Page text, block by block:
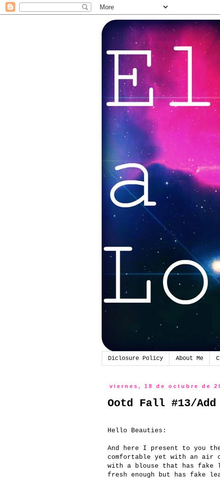
Diclosure Policy About Me
viernes, 18 de octubre de
Ootd Fall #13/Add
Hello Beauties:
And here I present to you
comfortable yet with an air
with a blouse that has fake
fresh enough but has fake